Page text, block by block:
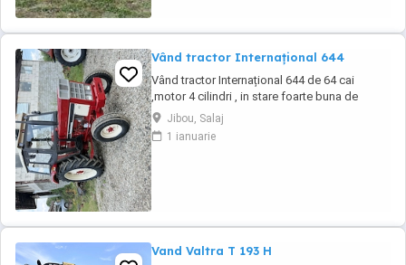
Vând tractor Internațional 644
Vând tractor Internațional 644 de 64 cai
,motor 4 cilindri , in stare foarte buna de
functionare, cutie de viteze mecanica cu 2
manete ,ambreiaj priza, cauciucuri in stare
bună ,fara defecte, revizie facuta, schimburi
Jibou, Salaj
1 ianuarie
Vand Valtra T 193 H